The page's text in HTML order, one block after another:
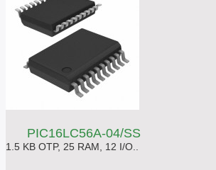
PIC16LC56A-04/SS
1.5 KB OTP, 25 RAM, 12 I/O..